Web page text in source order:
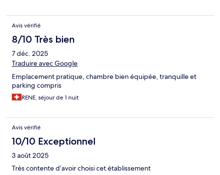
Avis vérifié
8/10 Très bien
7 déc. 2025
Traduire avec Google
Emplacement pratique, chambre bien équipée, tranquille et
parking compris
RENE, séjour de 1 nuit
Avis vérifié
10/10 Exceptionnel
3 août 2025
Très contente d’avoir choisi cet établissement